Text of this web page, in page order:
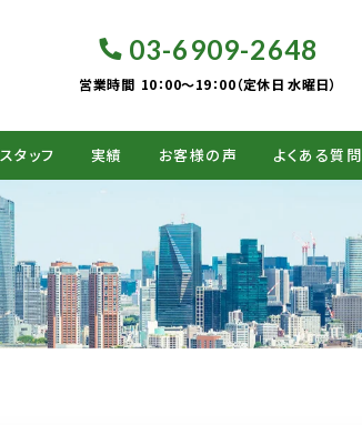
03-6909-2648
営業時間 10：00～19：00（定休日 水曜日）
スタッフ 実績 お客様の声 よくある質問